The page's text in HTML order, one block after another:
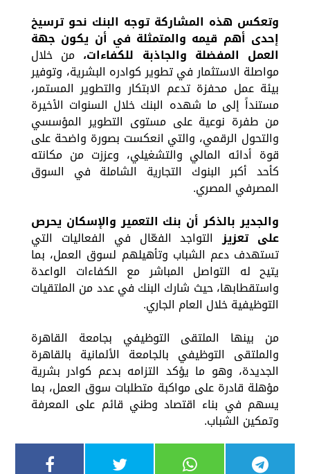
وتعكس هذه المشاركة توجه البنك نحو ترسيخ
إحدى أهم قيمه والمتمثلة في أن يكون جهة
العمل المفضلة والجاذبة للكفاءات، من خلال
مواصلة الاستثمار في تطوير كوادره البشرية، وتوفير
بيئة عمل محفزة تدعم الابتكار والتطوير المستمر،
مستنداً إلى ما شهده البنك خلال السنوات الأخيرة
من طفرة نوعية على مستوى التطوير المؤسسي
والتحول الرقمي، والتي انعكست بصورة واضحة على
قوة أدائه المالي والتشغيلي، وعززت من مكانته
كأحد أكبر البنوك التجارية الشاملة في السوق
المصرفي المصري.
والجدير بالذكر أن بنك التعمير والإسكان يحرص
على تعزيز التواجد الفعّال في الفعاليات التي
تستهدف دعم الشباب وتأهيلهم لسوق العمل، بما
يتيح له التواصل المباشر مع الكفاءات الواعدة
واستقطابها، حيث شارك البنك في عدد من الملتقيات
التوظيفية خلال العام الجاري.
من بينها الملتقى التوظيفي بجامعة القاهرة
والملتقى التوظيفي بالجامعة الألمانية بالقاهرة
الجديدة، وهو ما يؤكد التزامه بدعم كوادر بشرية
مؤهلة قادرة على مواكبة متطلبات سوق العمل، بما
يسهم في بناء اقتصاد وطني قائم على المعرفة
وتمكين الشباب.